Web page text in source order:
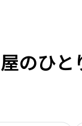
のひ